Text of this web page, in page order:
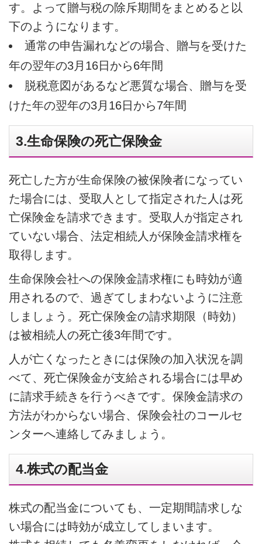
す。よって贈与税の除斥期間をまとめると以
下のようになります。
通常の申告漏れなどの場合、贈与を受けた
年の翌年の3月16日から6年間
脱税意図があるなど悪質な場合、贈与を受
けた年の翌年の3月16日から7年間
3.生命保険の死亡保険金
死亡した方が生命保険の被保険者になってい
た場合には、受取人として指定された人は死
亡保険金を請求できます。受取人が指定され
ていない場合、法定相続人が保険金請求権を
取得します。
生命保険会社への保険金請求権にも時効が適
用されるので、過ぎてしまわないように注意
しましょう。死亡保険金の請求期限（時効）
は被相続人の死亡後3年間です。
人が亡くなったときには保険の加入状況を調
べて、死亡保険金が支給される場合には早め
に請求手続きを行うべきです。保険金請求の
方法がわからない場合、保険会社のコールセ
ンターへ連絡してみましょう。
4.株式の配当金
株式の配当金についても、一定期間請求しな
い場合には時効が成立してしまいます。